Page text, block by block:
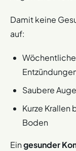
Damit keine
auf:
Saubere
Kurze
Boden
Eingesunder